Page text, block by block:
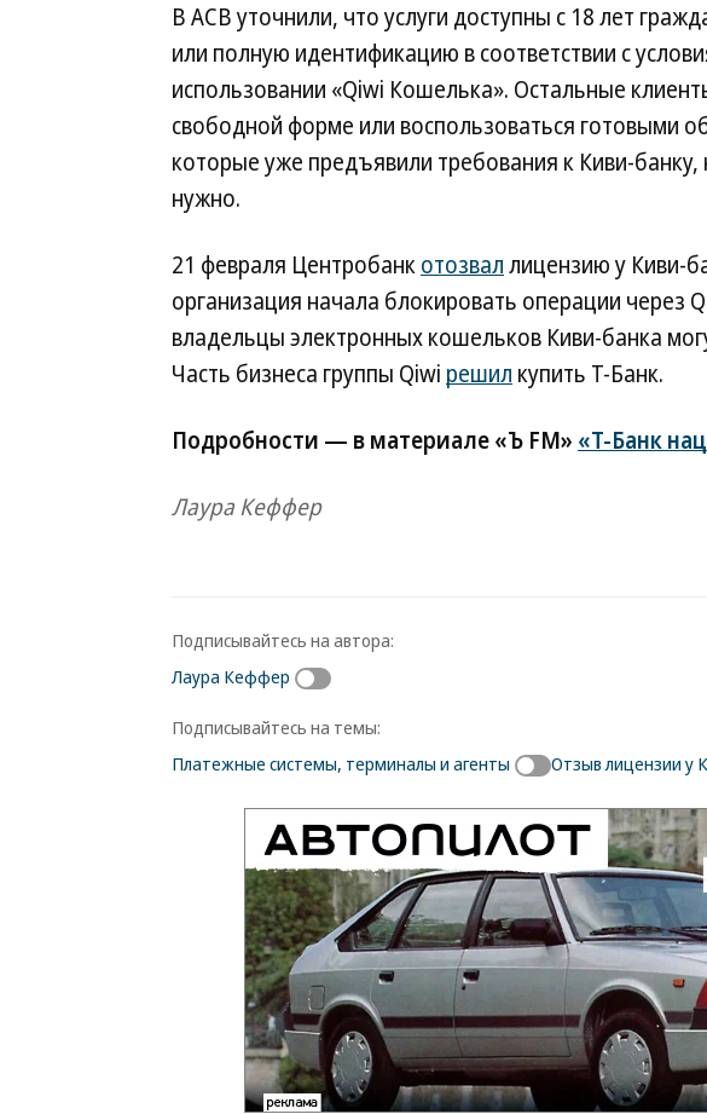
В АСВ уточнили, что услуги доступны с 18 лет
или полную идентификацию в соответствии с
использовании «Qiwi Кошелька». Остальные
свободной форме или воспользоваться готовыми
которые уже предъявили требования к Киви-банку,
нужно.
21 февраля Центробанкотозваллицензию у Киви-
организация начала блокировать операции через
владельцы электронных кошельков Киви-банка
Часть бизнеса группы Qiwi решил купить Т-Банк.
Подробности — в материале «Ъ FM» «Т-Банк
Лаура Кеффер
Подписывайтесь на автора:
Лаура Кеффер
Подписывайтесь на темы:
Платежные системы, терминалы и агенты
Отзыв лицензии у